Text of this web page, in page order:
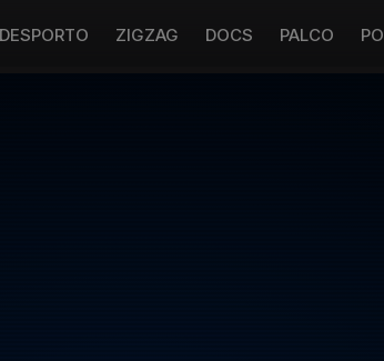
DESPORTO ZIGZAG DOCS PALCO